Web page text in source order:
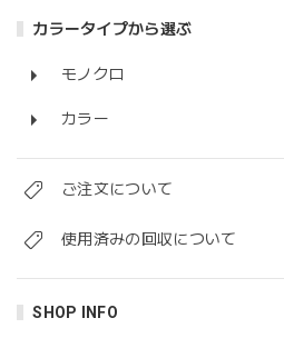
カラータイプから選ぶ
モノクロ
カラー
ご注文について
使用済みの回収について
SHOP INFO